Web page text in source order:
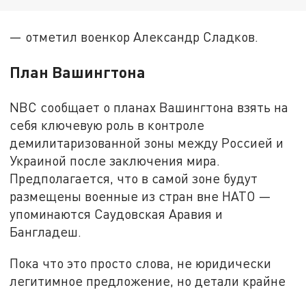
— отметил военкор Александр Сладков.
План Вашингтона
NBC сообщает о планах Вашингтона взять на
себя ключевую роль в контроле
демилитаризованной зоны между Россией и
Украиной после заключения мира.
Предполагается, что в самой зоне будут
размещены военные из стран вне НАТО —
упоминаются Саудовская Аравия и
Бангладеш.
Пока что это просто слова, не юридически
легитимное предложение, но детали крайне